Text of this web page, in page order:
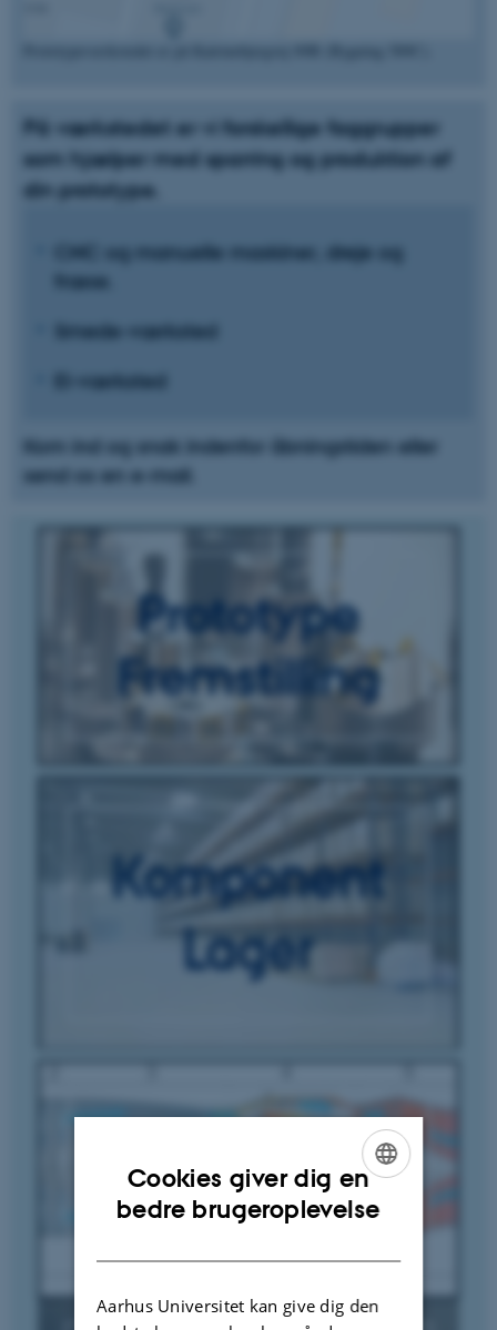
På værkstedet er vi forskellige faggrupper
som hjælper med sparring og produktion af
din prototype.
CNC og manuelle maskiner, dreje og
fræse.
Smede-værksted
El-værksted
Kom ind og snak indenfor åbningstiden eller
send os en e-mail.
ENGLISH
Cookies giver dig en
bedre brugeroplevelse
Aarhus Universitet kan give dig den